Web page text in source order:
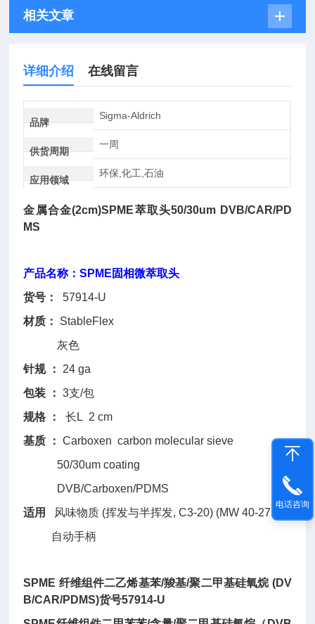
相关文章
详细介绍 在线留言
品牌
Sigma-Aldrich
供货周期
一周
应用领域
环保,化工,石油
金属合金(2cm)SPME萃取头50/30um DVB/CAR/PD
MS
产品名称：SPME固相微萃取头
货号：
57914-U
材质：
StableFlex
灰色
针规 ：
24 ga
包装 ： 3支/包
规格 ：
长L 2 cm
基质 ： Carboxen carbon molecular sieve
50/30um coating
DVB/Carboxen/PDMS
适用
风味物质 (挥发与半挥发, C3-20) (MW 40-275)
自动手柄
SPME 纤维组件二乙烯基苯/羧基/聚二甲基硅氧烷 (DV
B/CAR/PDMS)货号57914-U
电话咨询